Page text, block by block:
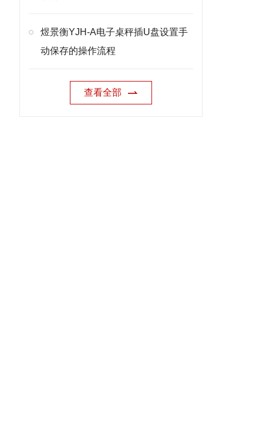
煜景衡YJH-A电子桌秤插U盘设置手
动保存的操作流程
查看全部